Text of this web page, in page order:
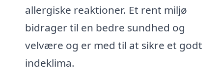
allergiske reaktioner. Et rent miljø
bidrager til en bedre sundhed og
velvære og er med til at sikre et godt
indeklima.